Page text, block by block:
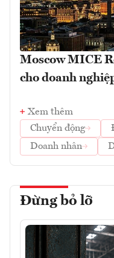
Moscow MICE
cho doanh
Xem thêm
Chuyển động
Doanh nhân
Đừng bỏ lỡ